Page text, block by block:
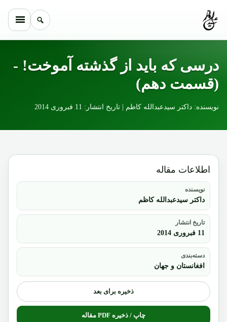
درسی که باید از گذشته آموخت! -
(قسمت دهم)
نویسنده: داکتر سیدعبدالله کاظم | تاریخ انتشار: 11 فبروری 2014
اطلاعات مقاله
نویسنده
داکتر سیدعبدالله کاظم
تاریخ انتشار
11 فبروری 2014
دسته‌بندی
افغانستان و جهان
ذخیره برای بعد
چاپ / ذخیره PDF مقاله